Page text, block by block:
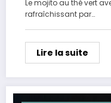
Le mojito au thé vert
rafraîchissant par…
Lire la suite